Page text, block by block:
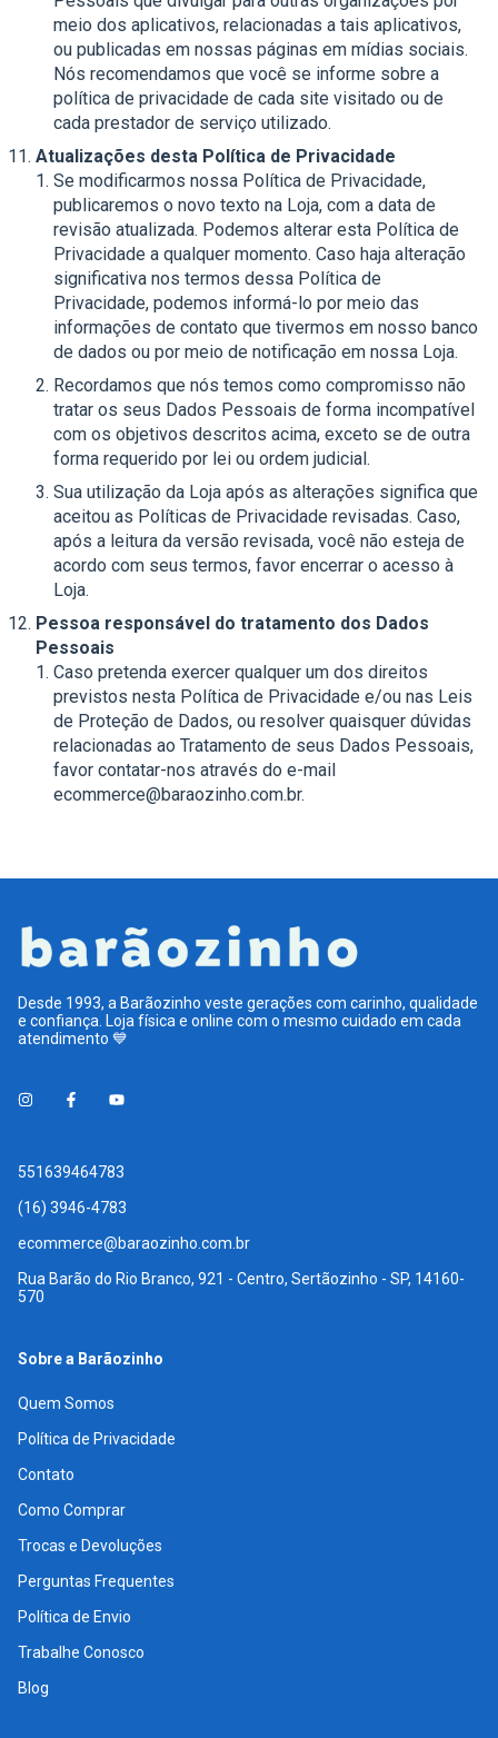
meio dos aplicativos, relacionadas a tais aplicativos,
ou publicadas em nossas páginas em mídias sociais.
Nós recomendamos que você se informe sobre a
política de privacidade de cada site visitado ou de
cada prestador de serviço utilizado.
Atualizações desta Política de Privacidade
Se modificarmos nossa Política de Privacidade,
publicaremos o novo texto na Loja, com a data de
revisão atualizada. Podemos alterar esta Política de
Privacidade a qualquer momento. Caso haja alteração
significativa nos termos dessa Política de
Privacidade, podemos informá-lo por meio das
informações de contato que tivermos em nosso banco
de dados ou por meio de notificação em nossa Loja.
Recordamos que nós temos como compromisso não
tratar os seus Dados Pessoais de forma incompatível
com os objetivos descritos acima, exceto se de outra
forma requerido por lei ou ordem judicial.
Sua utilização da Loja após as alterações significa que
aceitou as Políticas de Privacidade revisadas. Caso,
após a leitura da versão revisada, você não esteja de
acordo com seus termos, favor encerrar o acesso à
Loja.
Pessoa responsável do tratamento dos Dados
Pessoais
Caso pretenda exercer qualquer um dos direitos
previstos nesta Política de Privacidade e/ou nas Leis
de Proteção de Dados, ou resolver quaisquer dúvidas
relacionadas ao Tratamento de seus Dados Pessoais,
favor contatar-nos através do e-mail
ecommerce@baraozinho.com.br.
Desde 1993, a Barãozinho veste gerações com carinho, qualidade
e confiança. Loja física e online com o mesmo cuidado em cada
atendimento 💙
551639464783
(16) 3946-4783
ecommerce@baraozinho.com.br
Rua Barão do Rio Branco, 921 - Centro, Sertãozinho - SP, 14160-
570
Sobre a Barãozinho
Quem Somos
Política de Privacidade
Contato
Como Comprar
Trocas e Devoluções
Perguntas Frequentes
Política de Envio
Trabalhe Conosco
Blog